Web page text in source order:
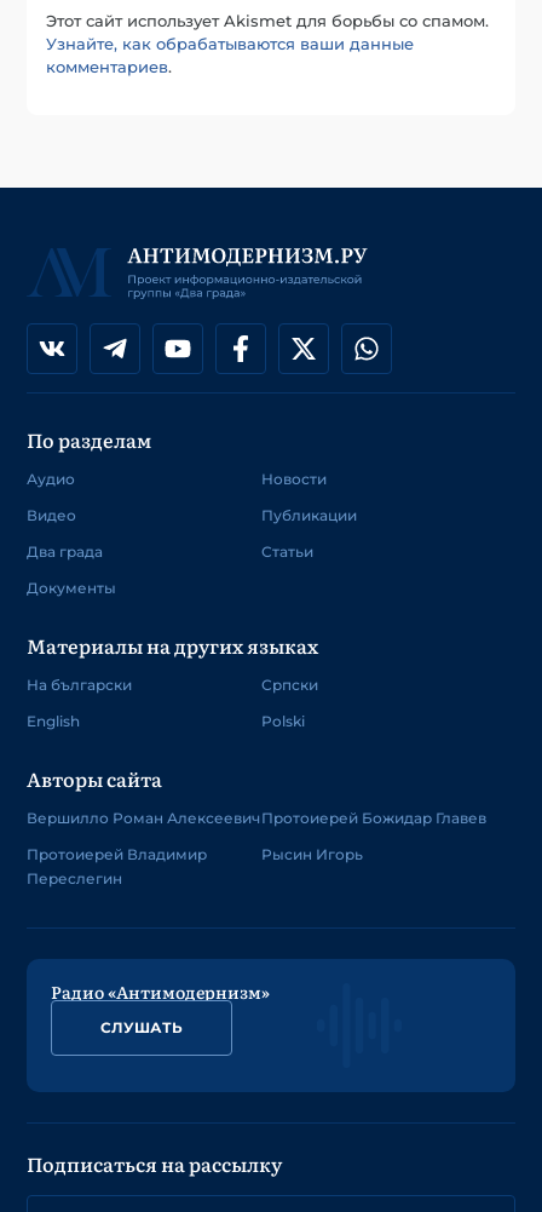
Этот сайт использует Akismet для борьбы со спамом.
Узнайте, как обрабатываются ваши данные
комментариев.
По разделам
Аудио
Видео
Два града
Документы
Новости
Публикации
Статьи
Материалы на других языках
На български
English
Српски
Polski
Авторы сайта
Вершилло Роман Алексеевич
Протоиерей Владимир
Переслегин
Протоиерей Божидар Главев
Рысин Игорь
Радио «Антимодернизм»
СЛУШАТЬ
Подписаться на рассылку